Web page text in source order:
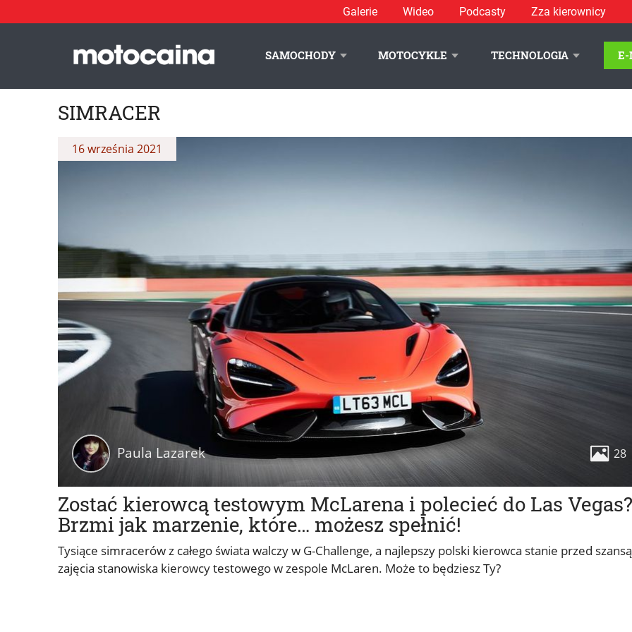
Galerie Wideo Podcasty Zza kierownicy
SAMOCHODY MOTOCYKLE TECHNOLOGIA E-
SIMRACER
Zostać kierowcą testowym McLarena i polecieć do Las Vegas?
Brzmi jak marzenie, które… możesz spełnić!
16 września 2021
Paula Lazarek 28
Tysiące simracerów z całego świata walczy w G-Challenge, a najlepszy polski kierowca stanie przed szansą
zajęcia stanowiska kierowcy testowego w zespole McLaren. Może to będziesz Ty?